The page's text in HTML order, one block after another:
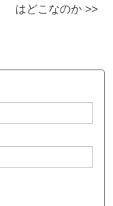
はどこなのか >>